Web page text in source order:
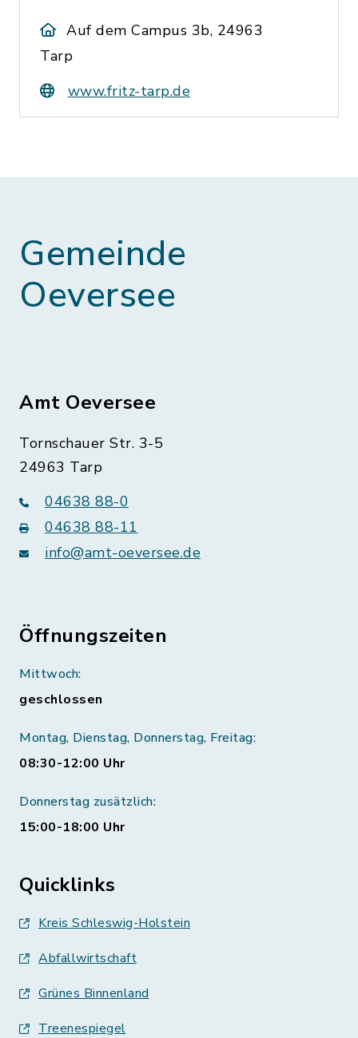
Auf dem Campus 3b, 24963
Tarp
www.fritz-tarp.de
Gemeinde
Oeversee
Amt Oeversee
Tornschauer Str. 3-5
24963 Tarp
04638 88-0
04638 88-11
info@amt-oeversee.de
Öffnungszeiten
Mittwoch:
geschlossen
Montag, Dienstag, Donnerstag, Freitag:
08:30-12:00 Uhr
Donnerstag zusätzlich:
15:00-18:00 Uhr
Quicklinks
Kreis Schleswig-Holstein
Abfallwirtschaft
Grünes Binnenland
Treenespiegel